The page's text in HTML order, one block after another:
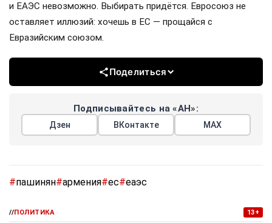
и ЕАЭС невозможно. Выбирать придётся. Евросоюз не
оставляет иллюзий: хочешь в ЕС — прощайся с
Евразийским союзом.
Поделиться
Подписывайтесь на «АН»:
Дзен ВКонтакте МАХ
#пашинян#армения#ес#еаэс
//ПОЛИТИКА 13+